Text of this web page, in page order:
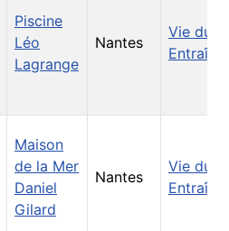
Piscine
Léo
Lagrange
Nantes
Vie du
Maison
de la Mer
Daniel
Gilard
Nantes
Vie du